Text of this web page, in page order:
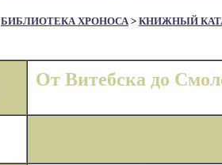
БИБЛИОТЕКА ХРОНОСА> КНИЖНЫЙ
От Витебска до